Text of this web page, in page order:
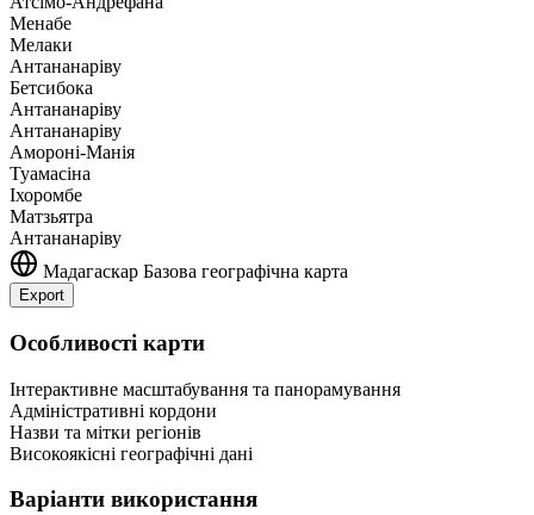
Менабе
Мелаки
Антананаріву
Бетсибока
Антананаріву
Антананаріву
Амороні-Манія
Туамасіна
Іхоромбе
Матзьятра
Антананаріву
Мадагаскар Базова географічна карта
Export
+
Особливості карти
Інтерактивне масштабування та панорамування
Адміністративні кордони
Назви та мітки регіонів
Високоякісні географічні дані
Варіанти використання